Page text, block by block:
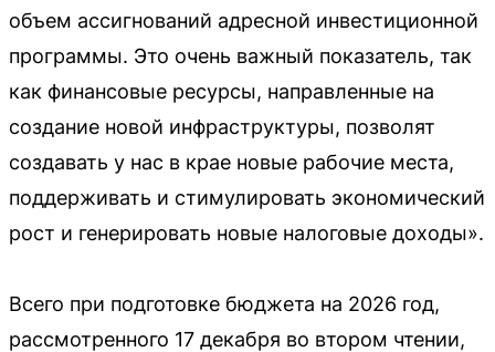
объем ассигнований адресной инвестиционной
программы. Это очень важный показатель, так
как финансовые ресурсы, направленные на
создание новой инфраструктуры, позволят
создавать у нас в крае новые рабочие места,
поддерживать и стимулировать экономический
рост и генерировать новые налоговые доходы».
Всего при подготовке бюджета на 2026 год,
рассмотренного 17 декабря во втором чтении,